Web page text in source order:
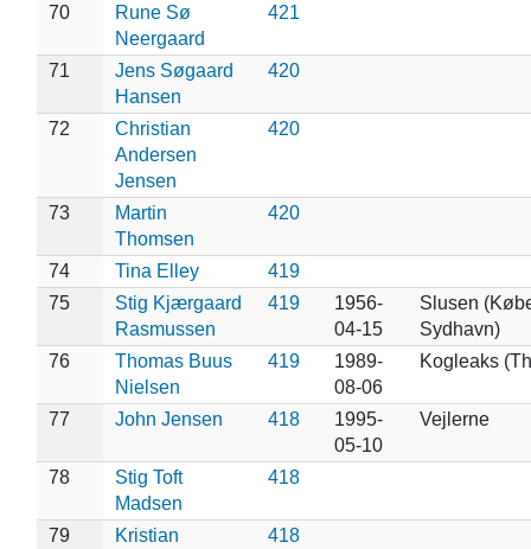
70
Rune Sø
Neergaard
421
71
Jens Søgaard
Hansen
420
72
Christian
Andersen
Jensen
420
73
Martin
Thomsen
420
74 Tina Elley
419
75
Stig Kjærgaard
Rasmussen
419
1956-
04-15
Slusen
Sydhavn)
76
Thomas Buus
Nielsen
419
1989-
08-06
Kogleaks
77 John Jensen 418
1995-
05-10
Vejlerne
78
Stig Toft
Madsen
418
79
Kristian
418